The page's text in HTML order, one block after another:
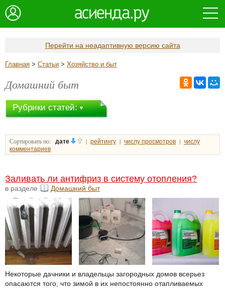
Перейти на неадаптивную версию сайта
Главная > Статьи > Хозяйство и быт
Домашний быт
Рубрики статей:
Сортировать по: дате | рейтингу | числу просмотров | числу
комментариев
Заливать ли антифриз в систему отопления?
в разделе Домашний быт
Некоторые дачники и владельцы загородных домов всерьез
опасаются того, что зимой в их непостоянно отапливаемых